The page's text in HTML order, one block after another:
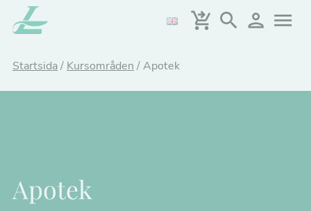
Hoppa
till
Startsida/ Kursområden /Apotek
Apotek